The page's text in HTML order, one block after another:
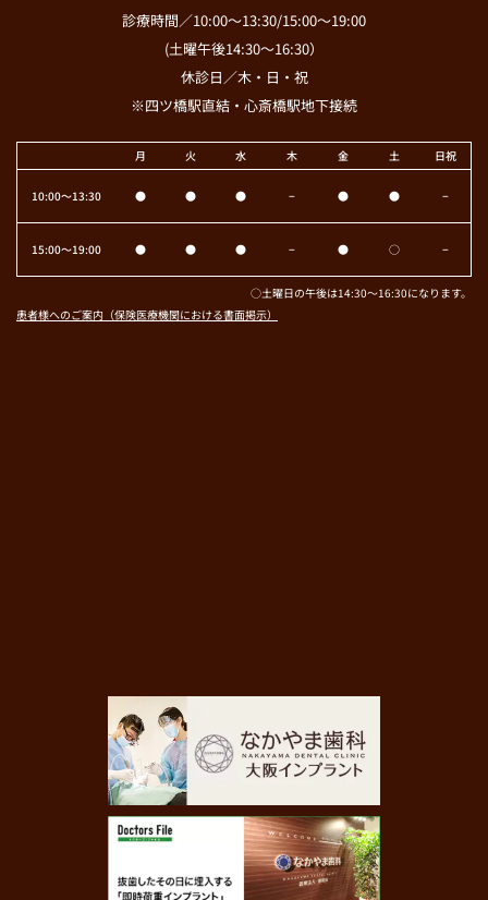
診療時間／10:00～13:30/15:00～19:00
(土曜午後14:30～16:30）
休診日／木・日・祝
※四ツ橋駅直結・心斎橋駅地下接続
月 火 水 木 金 土 日祝
10:00〜13:30 ● ● ● − ● ● −
15:00〜19:00 ● ● ● − ● ○ −
○土曜日の午後は14:30～16:30になります。
患者様へのご案内（保険医療機関における書面掲示）